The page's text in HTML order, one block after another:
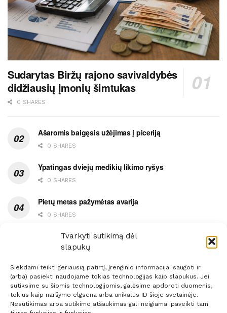
Tvarkyti sutikimą dėl
slapukų
Siekdami teikti geriausią patirtį, įrenginio informacijai saugoti ir
(arba) pasiekti naudojame tokias technologijas kaip slapukus. Jei
sutiksime su šiomis technologijomis, galėsime apdoroti duomenis,
tokius kaip naršymo elgsena arba unikalūs ID šioje svetainėje.
Nesutikimas arba sutikimo atšaukimas gali neigiamai paveikti tam
Sudarytas Biržų rajono savivaldybės
didžiausių įmonių šimtukas
0 SHARES
Ašaromis baigęsis užėjimas į piceriją
0 SHARES
Ypatingas dviejų medikių likimo ryšys
0 SHARES
Pietų metas pažymėtas avarija
0 SHARES
Masiškai nudžiūvo vaisius užmezgusios obelys
0 SHARES